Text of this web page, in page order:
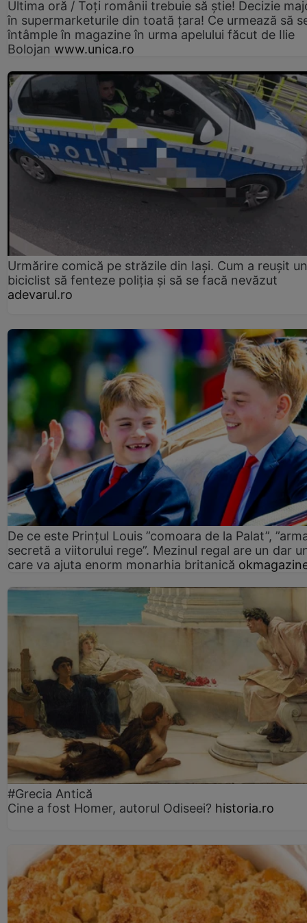
Ultima oră / Toți românii trebuie să știe! Decizie
în supermarketurile din toată țara! Ce urmează să
întâmple în magazine în urma apelului făcut de Ilie
Bolojan www.unica.ro
Urmărire comică pe străzile din Iași. Cum a reușit un
biciclist să fenteze poliția și să se facă nevăzut
adevarul.ro
De ce este Prințul Louis ”comoara de la Palat”,
secretă a viitorului rege”. Mezinul regal are un dar
care va ajuta enorm monarhia britanică
#Grecia Antică
Cine a fost Homer, autorul Odiseei? historia.ro